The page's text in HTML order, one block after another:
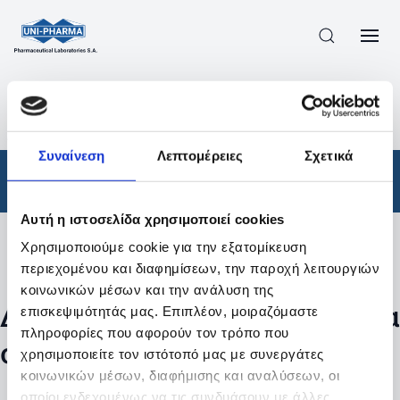
Συναίνεση Λεπτομέρειες Σχετικά
Αυτή η ιστοσελίδα χρησιμοποιεί cookies
Χρησιμοποιούμε cookie για την εξατομίκευση
περιεχομένου και διαφημίσεων, την παροχή λειτουργιών
κοινωνικών μέσων και την ανάλυση της
επισκεψιμότητάς μας. Επιπλέον, μοιραζόμαστε
πληροφορίες που αφορούν τον τρόπο που
χρησιμοποιείτε τον ιστότοπό μας με συνεργάτες
κοινωνικών μέσων, διαφήμισης και αναλύσεων, οι
οποίοι ενδεχομένως να τις συνδυάσουν με άλλες
ΠΡΟΪΟΝΤΑ
ΑΠΟΤΕΛΕΣΜΑΤΑ ΑΝΑΖΗΤΗΣΗΣ
Φάρμακα
Φίλτρα
Δεν βρέθηκαν προϊόντα με τα
συγκεκριμένα φίλτρα